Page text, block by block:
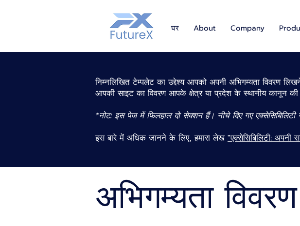
घर About Company
निम्नलिखित टेम्पलेट का उद्देश्य आपको अपनी अभिगम्यता विवरण
आपकी साइट का विवरण आपके क्षेत्र या प्रदेश के स्थानीय कानून
*नोट: इस पेज में फिलहाल दो सेक्शन हैं। नीचे दिए गए
इस बारे में अधिक जानने के लिए, हमारा लेख"एक्सेसिबिलिटी: अपनी
अभिगम्यता विवरण